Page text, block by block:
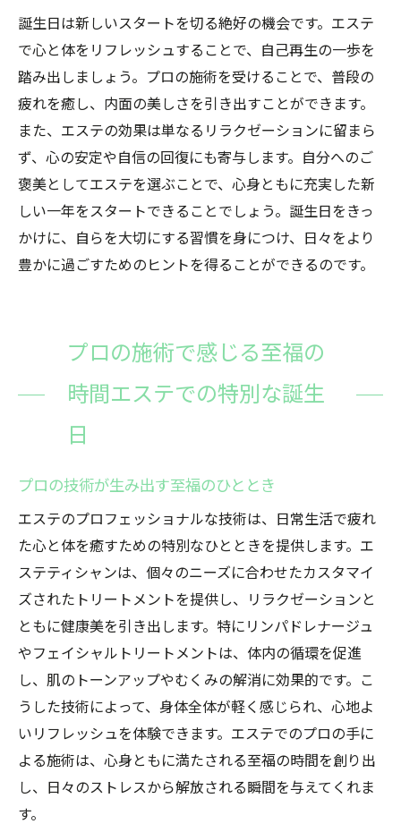
誕生日は新しいスタートを切る絶好の機会です。エステ
で心と体をリフレッシュすることで、自己再生の一歩を
踏み出しましょう。プロの施術を受けることで、普段の
疲れを癒し、内面の美しさを引き出すことができます。
また、エステの効果は単なるリラクゼーションに留まら
ず、心の安定や自信の回復にも寄与します。自分へのご
褒美としてエステを選ぶことで、心身ともに充実した新
しい一年をスタートできることでしょう。誕生日をきっ
かけに、自らを大切にする習慣を身につけ、日々をより
豊かに過ごすためのヒントを得ることができるのです。
プロの施術で感じる至福の
時間エステでの特別な誕生
日
プロの技術が生み出す至福のひととき
エステのプロフェッショナルな技術は、日常生活で疲れ
た心と体を癒すための特別なひとときを提供します。エ
ステティシャンは、個々のニーズに合わせたカスタマイ
ズされたトリートメントを提供し、リラクゼーションと
ともに健康美を引き出します。特にリンパドレナージュ
やフェイシャルトリートメントは、体内の循環を促進
し、肌のトーンアップやむくみの解消に効果的です。こ
うした技術によって、身体全体が軽く感じられ、心地よ
いリフレッシュを体験できます。エステでのプロの手に
よる施術は、心身ともに満たされる至福の時間を創り出
し、日々のストレスから解放される瞬間を与えてくれま
す。